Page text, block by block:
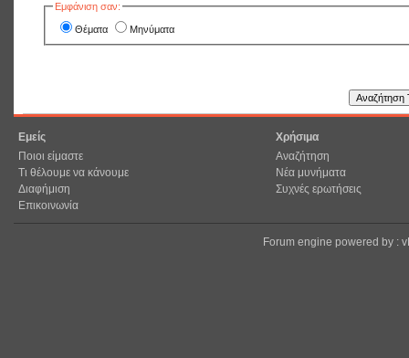
Εμφάνιση σαν:
Θέματα Μηνύματα
Εμείς
Ποιοι είμαστε
Τι θέλουμε να κάνουμε
Διαφήμιση
Επικοινωνία
Χρήσιμα
Αναζήτηση
Νέα μυνήματα
Συχνές ερωτήσεις
Forum engine powered by :